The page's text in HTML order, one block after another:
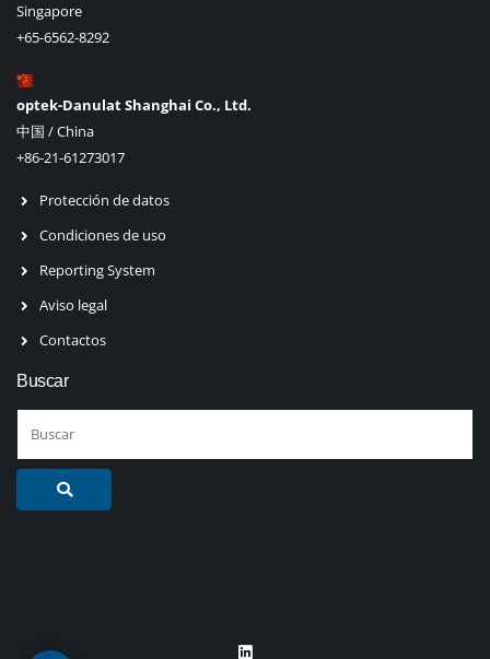
Singapore
+65-6562-8292
optek-Danulat Shanghai Co., Ltd.
中国 / China
+86-21-61273017
Protección de datos
Condiciones de uso
Reporting System
Aviso legal
Contactos
Buscar